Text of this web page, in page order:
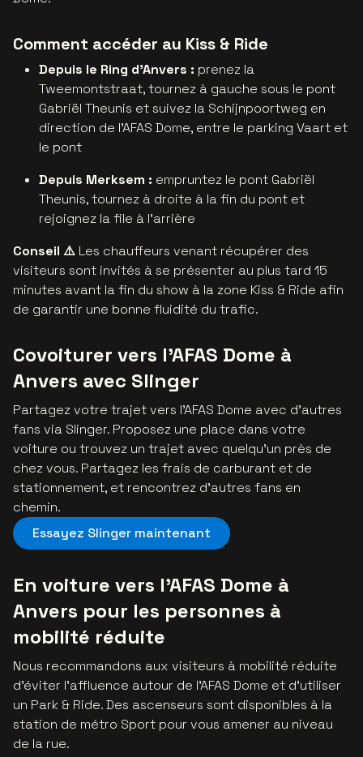
Comment accéder au Kiss & Ride
Depuis le Ring d’Anvers : prenez la
Tweemontstraat, tournez à gauche sous le pont
Gabriël Theunis et suivez la Schijnpoortweg en
direction de l’AFAS Dome, entre le parking Vaart et
le pont
Depuis Merksem : empruntez le pont Gabriël
Theunis, tournez à droite à la fin du pont et
rejoignez la file à l’arrière
Conseil ⚠️ Les chauffeurs venant récupérer des
visiteurs sont invités à se présenter au plus tard 15
minutes avant la fin du show à la zone Kiss & Ride afin
de garantir une bonne fluidité du trafic.
Covoiturer vers l’AFAS Dome à
Anvers avec Slinger
Partagez votre trajet vers l’AFAS Dome avec d’autres
fans via Slinger. Proposez une place dans votre
voiture ou trouvez un trajet avec quelqu’un près de
chez vous. Partagez les frais de carburant et de
stationnement, et rencontrez d’autres fans en
chemin.
Essayez Slinger maintenant
En voiture vers l’AFAS Dome à
Anvers pour les personnes à
mobilité réduite
Nous recommandons aux visiteurs à mobilité réduite
d’éviter l’affluence autour de l’AFAS Dome et d’utiliser
un Park & Ride. Des ascenseurs sont disponibles à la
station de métro Sport pour vous amener au niveau
de la rue.